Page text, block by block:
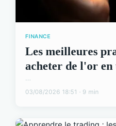
FINANCE
Les meilleures
acheter de l'or en
...
03/08/2026 18:51 · 9 min